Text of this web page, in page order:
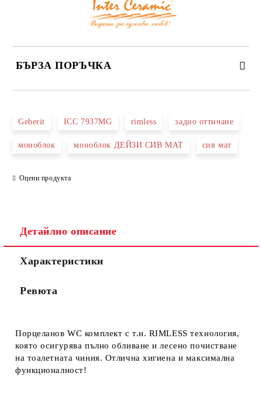
БЪРЗА ПОРЪЧКА
Съгласен съм с
Geberit ICC 7937MG rimless задно оттичане
моноблок моноблок ДЕЙЗИ СИВ МАТ сив мат
Оцени продукта
Детайлно описание
Характеристики
Ревюта
Порцеланов WC комплект с т.н. RIMLESS технология,
която осигурява пълно обливане и лесено почистване
на тоалетната чиния. Отлична хигиена и максимална
функционалност!